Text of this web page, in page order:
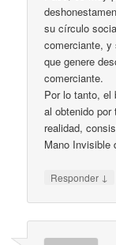
su círculo
comerciante, y
que genere
comerciante.
Por lo tanto, el
al obtenido
realidad,
Mano Invisible
Responder ↓